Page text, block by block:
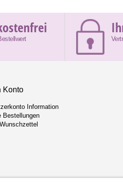
Konto
Information
Bestellungen